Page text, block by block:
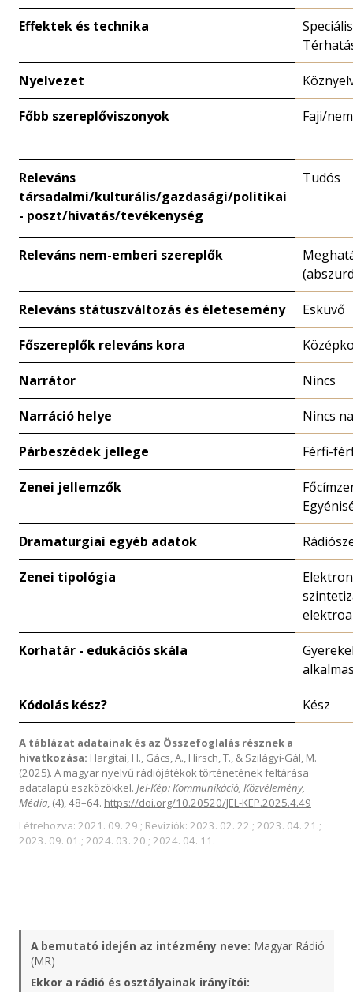
Effektek és technika
Nyelvezet
Főbb szereplőviszonyok Faji/
Releváns
társadalmi/kulturális/gazdasági/politikai
- poszt/hivatás/tevékenység
Tudós
Releváns nem-emberi szereplők
Releváns státuszváltozás és életesemény Esküvő
Főszereplők releváns kora
Narrátor Nincs
Narráció helye Nincs
Párbeszédek jellege Férfi-
Zenei jellemzők
Dramaturgiai egyéb adatok
Zenei tipológia
Korhatár - edukációs skála
Kódolás kész? Kész
A táblázat adatainak és az Összefoglalás résznek a
hivatkozása: Hargitai, H., Gács, A., Hirsch, T., & Szilágyi-Gál, M.
(2025). A magyar nyelvű rádiójátékok történetének feltárása
adatalapú eszközökkel. Jel-Kép: Kommunikáció, Közvélemény,
Média, (4), 48–64. https://doi.org/10.20520/JEL-KEP.2025.4.49
Létrehozva: 2021. 09. 29.; Revíziók: 2023. 02. 22.; 2023. 04. 21.;
2023. 09. 01.; 2024. 03. 20.; 2024. 04. 11.
A bemutató idején az intézmény neve: Magyar Rádió
(MR)
Ekkor a rádió és osztályainak irányítói: